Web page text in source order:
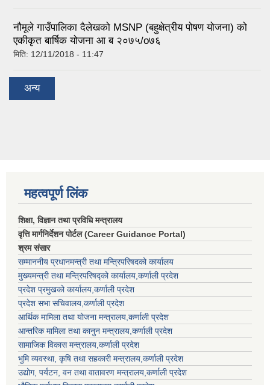
नौमूले गाउँपालिका दैलेखको MSNP (बहुक्षेत्रीय पोषण योजना) को
एकीकृत बार्षिक योजना आ ब २०७५/o७६
मिति: 12/11/2018 - 11:47
अन्य
महत्वपूर्ण लिंक
शिक्षा, विज्ञान तथा प्रविधि मन्त्रालय
वृत्ति मार्गनिर्देशन पोर्टल (Career Guidance Portal)
श्रम संसार
सम्माननीय प्रधानमन्त्री तथा मन्त्रिपरिषद‌को कार्यालय
मुख्यमन्त्री तथा मन्त्रिपरिषद्को कार्यालय,कर्णाली प्रदेश
प्रदेश प्रमुखको कार्यालय,कर्णाली प्रदेश
प्रदेश सभा सचिवालय,कर्णाली प्रदेश
आर्थिक मामिला तथा योजना मन्त्रालय,कर्णाली प्रदेश
आन्तरिक मामिला तथा कानुन मन्त्रालय,कर्णाली प्रदेश
सामाजिक विकास मन्त्रालय,कर्णाली प्रदेश
भुमि व्यवस्था, कृषि तथा सहकारी मन्त्रालय,कर्णाली प्रदेश
उद्योग, पर्यटन, वन तथा वातावरण मन्त्रालय,कर्णाली प्रदेश